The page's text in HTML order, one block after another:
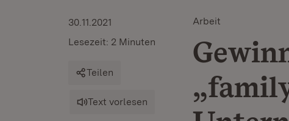
Arbeit
30.11.2021
Lesezeit: 2 Minuten
Teilen
Text vorlesen